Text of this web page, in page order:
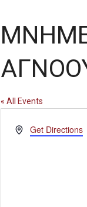
« All Events
AddressGet Directions